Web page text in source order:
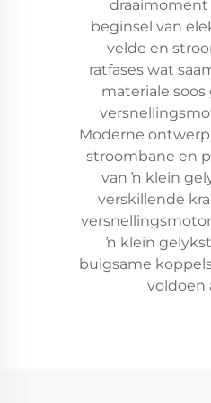
beginsel van
velde en
ratfases wat
materiale
Moderne
stroombane en
van ŉ klein
verskillende
ŉ klein
buigsame
voldoen